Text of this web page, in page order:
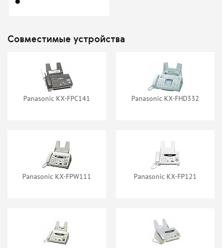
Совместимые устройства
Panasonic KX-FPС141 Panasonic KX-FHD332
Panasonic KX-FPW111 Panasonic KX-FP121